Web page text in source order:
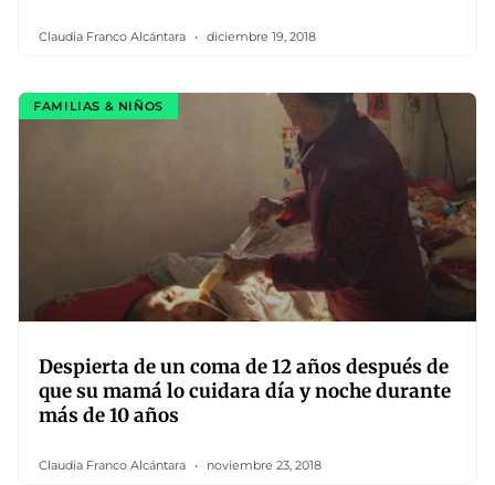
Claudia Franco Alcántara diciembre 19, 2018
FAMILIAS & NIÑOS
Despierta de un coma de 12 años después de
que su mamá lo cuidara día y noche durante
más de 10 años
Claudia Franco Alcántara noviembre 23, 2018